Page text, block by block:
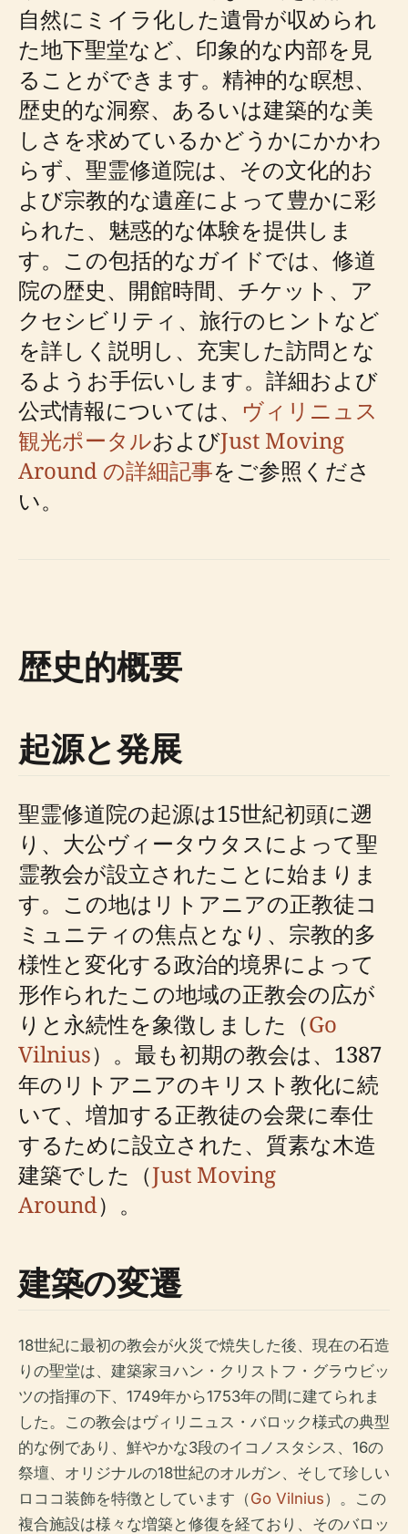
自然にミイラ化した遺骨が収められ
た地下聖堂など、印象的な内部を見
ることができます。精神的な瞑想、
歴史的な洞察、あるいは建築的な美
しさを求めているかどうかにかかわ
らず、聖霊修道院は、その文化的お
よび宗教的な遺産によって豊かに彩
られた、魅惑的な体験を提供しま
す。この包括的なガイドでは、修道
院の歴史、開館時間、チケット、ア
クセシビリティ、旅行のヒントなど
を詳しく説明し、充実した訪問とな
るようお手伝いします。詳細および
公式情報については、 ヴィリニュス
観光ポータルおよびJust Moving
Around の詳細記事をご参照くださ
い。
歴史的概要
起源と発展
聖霊修道院の起源は15世紀初頭に遡
り、大公ヴィータウタスによって聖
霊教会が設立されたことに始まりま
す。この地はリトアニアの正教徒コ
ミュニティの焦点となり、宗教的多
様性と変化する政治的境界によって
形作られたこの地域の正教会の広が
りと永続性を象徴しました（Go
Vilnius）。最も初期の教会は、1387
年のリトアニアのキリスト教化に続
いて、増加する正教徒の会衆に奉仕
するために設立された、質素な木造
建築でした（Just Moving
Around）。
建築の変遷
18世紀に最初の教会が火災で焼失した後、現在の石造
りの聖堂は、建築家ヨハン・クリストフ・グラウビッ
ツの指揮の下、1749年から1753年の間に建てられま
した。この教会はヴィリニュス・バロック様式の典型
的な例であり、鮮やかな3段のイコノスタシス、16の
祭壇、オリジナルの18世紀のオルガン、そして珍しい
ロココ装飾を特徴としています（Go Vilnius）。この
複合施設は様々な増築と修復を経ており、そのバロッ